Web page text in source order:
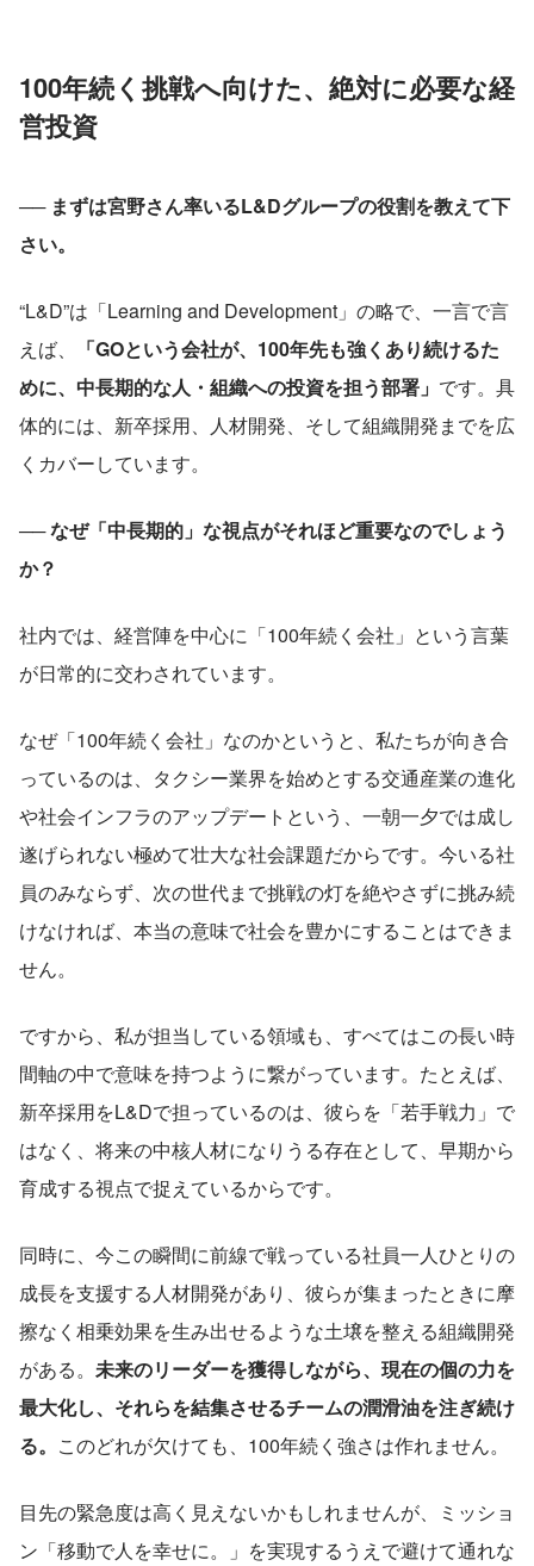
100年続く挑戦へ向けた、絶対に必要な経
営投資
── まずは宮野さん率いるL&Dグループの役割を教えて下
さい。
“L&D”は「Learning and Development」の略で、一言で言
えば、
「GOという会社が、100年先も強くあり続けるた
めに、中長期的な人・組織への投資を担う部署」 です。具
体的には、新卒採用、人材開発、そして組織開発までを広
くカバーしています。
── なぜ「中長期的」な視点がそれほど重要なのでしょう
か？
社内では、経営陣を中心に「100年続く会社」という言葉
が日常的に交わされています。
なぜ「100年続く会社」なのかというと、私たちが向き合
っているのは、タクシー業界を始めとする交通産業の進化
や社会インフラのアップデートという、一朝一夕では成し
遂げられない極めて壮大な社会課題だからです。今いる社
員のみならず、次の世代まで挑戦の灯を絶やさずに挑み続
けなければ、本当の意味で社会を豊かにすることはできま
せん。
ですから、私が担当している領域も、すべてはこの長い時
間軸の中で意味を持つように繋がっています。たとえば、
新卒採用をL&Dで担っているのは、彼らを「若手戦力」で
はなく、将来の中核人材になりうる存在として、早期から
育成する視点で捉えているからです。
同時に、今この瞬間に前線で戦っている社員一人ひとりの
成長を支援する人材開発があり、彼らが集まったときに摩
擦なく相乗効果を生み出せるような土壌を整える組織開発
がある。 未来のリーダーを獲得しながら、現在の個の力を
最大化し、それらを結集させるチームの潤滑油を注ぎ続け
る。 このどれが欠けても、100年続く強さは作れません。
目先の緊急度は高く見えないかもしれませんが、ミッショ
ン「移動で人を幸せに。」を実現するうえで避けて通れな